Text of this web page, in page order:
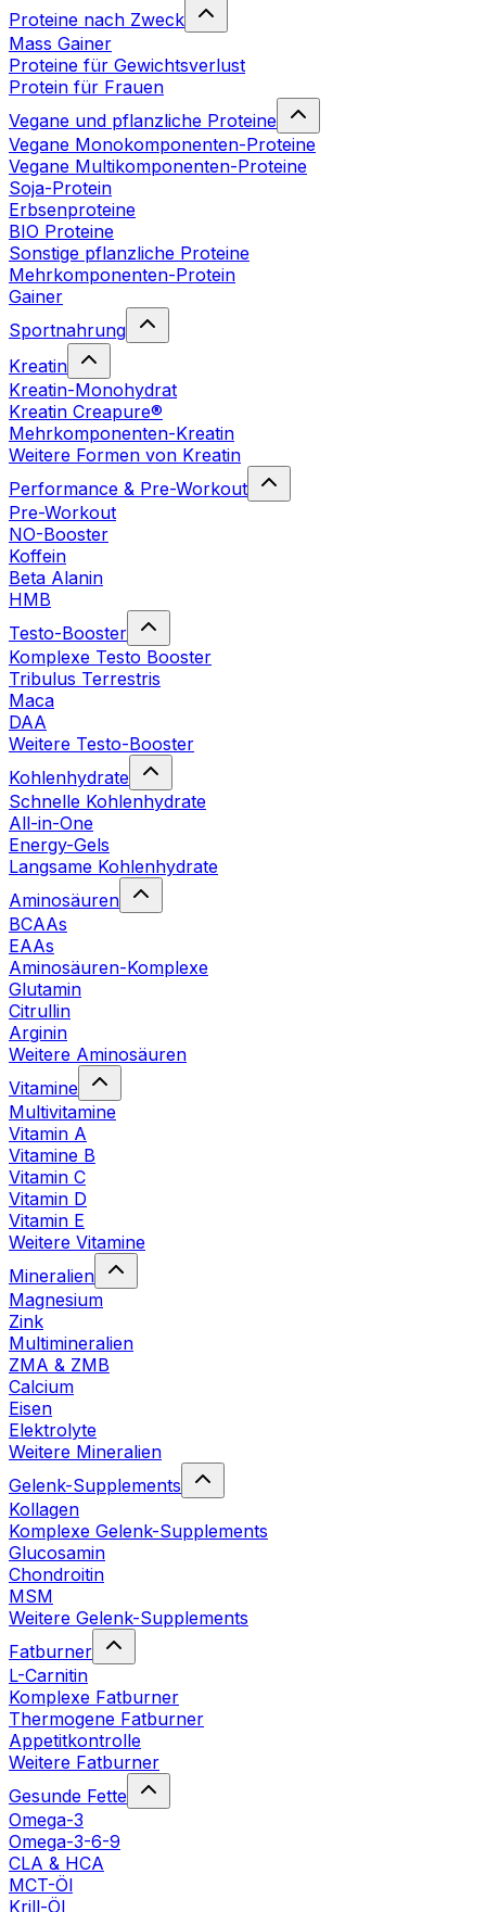
Proteine nach Zweck
Mass Gainer
Proteine für Gewichtsverlust
Protein für Frauen
Vegane und pflanzliche Proteine
Vegane Monokomponenten-Proteine
Vegane Multikomponenten-Proteine
Soja-Protein
Erbsenproteine
BIO Proteine
Sonstige pflanzliche Proteine
Mehrkomponenten-Protein
Gainer
Sportnahrung
Kreatin
Kreatin-Monohydrat
Kreatin Creapure®
Mehrkomponenten-Kreatin
Weitere Formen von Kreatin
Performance & Pre-Workout
Pre-Workout
NO-Booster
Koffein
Beta Alanin
HMB
Testo-Booster
Komplexe Testo Booster
Tribulus Terrestris
Maca
DAA
Weitere Testo-Booster
Kohlenhydrate
Schnelle Kohlenhydrate
All-in-One
Energy-Gels
Langsame Kohlenhydrate
Aminosäuren
BCAAs
EAAs
Aminosäuren-Komplexe
Glutamin
Citrullin
Arginin
Weitere Aminosäuren
Vitamine
Multivitamine
Vitamin A
Vitamine B
Vitamin C
Vitamin D
Vitamin E
Weitere Vitamine
Mineralien
Magnesium
Zink
Multimineralien
ZMA & ZMB
Calcium
Eisen
Elektrolyte
Weitere Mineralien
Gelenk-Supplements
Kollagen
Komplexe Gelenk-Supplements
Glucosamin
Chondroitin
MSM
Weitere Gelenk-Supplements
Fatburner
L-Carnitin
Komplexe Fatburner
Thermogene Fatburner
Appetitkontrolle
Weitere Fatburner
Gesunde Fette
Omega-3
Omega-3-6-9
CLA & HCA
MCT-Öl
Krill-Öl